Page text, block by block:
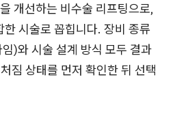
개선하는 비수술 리프팅으로,
시술로 꼽힙니다. 장비 종류
)와 시술 설계 방식 모두 결과
짐 상태를 먼저 확인한 뒤 선택